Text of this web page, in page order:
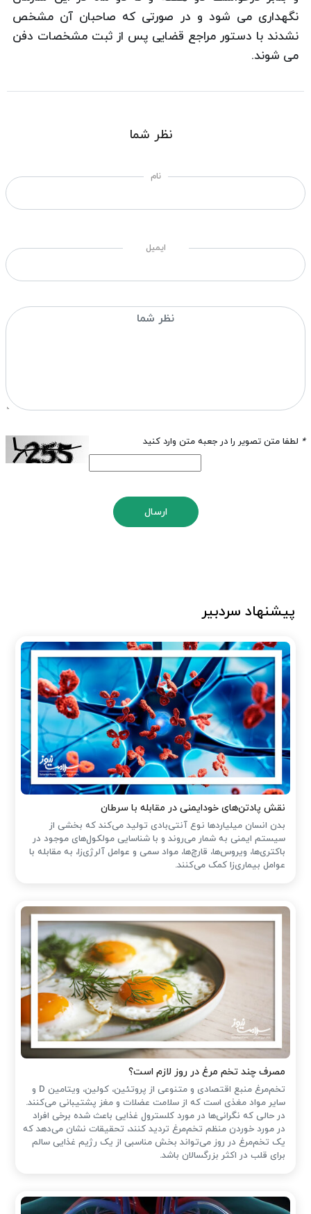
نگهداری می شود و در صورتی که صاحبان آن مشخص
نشدند با دستور مراجع قضایی پس از ثبت مشخصات دفن
می شوند.
نظر شما
نام
ایمیل
* لطفا متن تصویر را در جعبه متن وارد کنید
ارسال
پیشنهاد سردبیر
نقش پادتن‌های خودایمنی در مقابله با سرطان
بدن انسان میلیاردها نوع آنتی‌بادی تولید می‌کند که بخشی از
سیستم ایمنی به شمار می‌روند و با شناسایی مولکول‌های موجود در
باکتری‌ها، ویروس‌ها، قارچ‌ها، مواد سمی و عوامل آلرژی‌زا، به مقابله با
عوامل بیماری‌زا کمک می‌کنند.
مصرف چند تخم مرغ در روز لازم است؟
تخم‌مرغ منبع اقتصادی و متنوعی از پروتئین، کولین، ویتامین D و
سایر مواد مغذی است که از سلامت عضلات و مغز پشتیبانی می‌کنند.
در حالی که نگرانی‌ها در مورد کلسترول غذایی باعث شده ‌برخی افراد
در مورد خوردن منظم تخم‌مرغ تردید کنند، تحقیقات نشان می‌دهد که
یک تخم‌مرغ در روز می‌تواند بخش مناسبی از یک رژیم غذایی سالم
برای قلب در اکثر بزرگسالان باشد.